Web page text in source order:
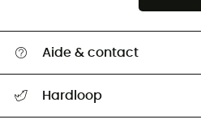
Aide & contact
Retour & remboursement
Hardloop